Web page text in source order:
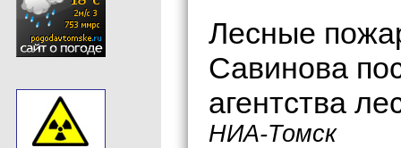
Лесные
Савинова
агентства
НИА-Томск